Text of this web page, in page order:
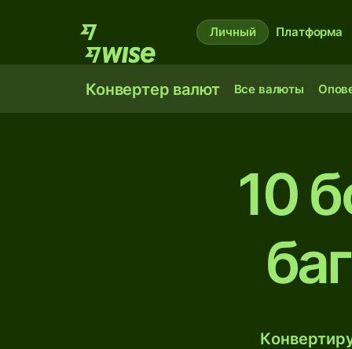
Личный Платформа
Конвертер валют Все валюты
10